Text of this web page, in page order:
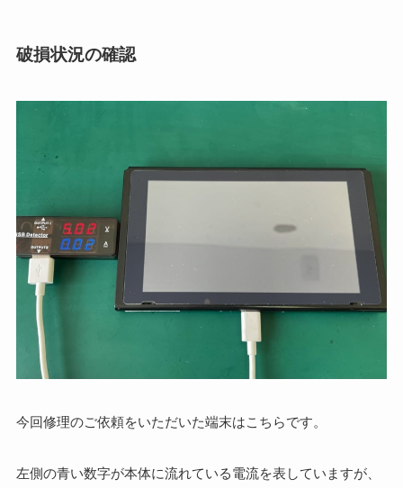
破損状況の確認
今回修理のご依頼をいただいた端末はこちらです。
左側の青い数字が本体に流れている電流を表していますが、